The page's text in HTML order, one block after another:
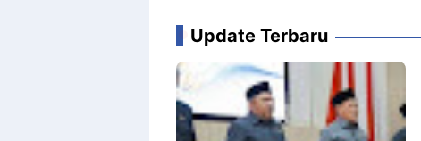
Update Terbaru